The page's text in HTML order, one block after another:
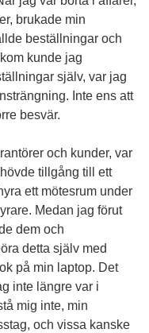
brukade min
beställningar och
kunde jag
själv, var jag
Inte ens att
besvär.
och kunder, var
tillgång till ett
ett mötesrum under
Medan jag förut
dem och
detta själv med
på min laptop. Det
inte längre var i
mig inte, min
och vissa kanske